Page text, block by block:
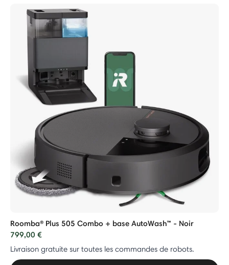
Roomba® Plus 505 Combo + base AutoWash™ - Noir
799,00 €
Livraison gratuite sur toutes les commandes de robots.